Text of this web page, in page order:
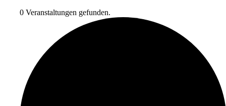
0 Veranstaltungen gefunden.